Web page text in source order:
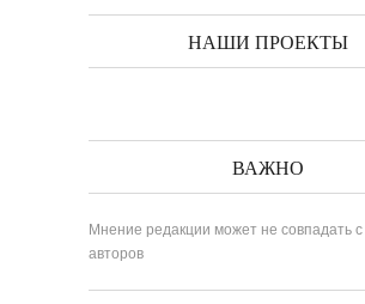
НАШИ ПРОЕКТЫ
ВАЖНО
Мнение редакции может не совпадать
авторов